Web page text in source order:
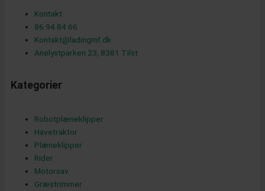
b
Kontakt
86 94 84 66
Kontakt@ladingmf.dk
Anelystparken 23, 8381 Tilst
Kategorier
Robotplæneklipper
Havetraktor
Plæneklipper
Rider
Motorsav
Græstrimmer